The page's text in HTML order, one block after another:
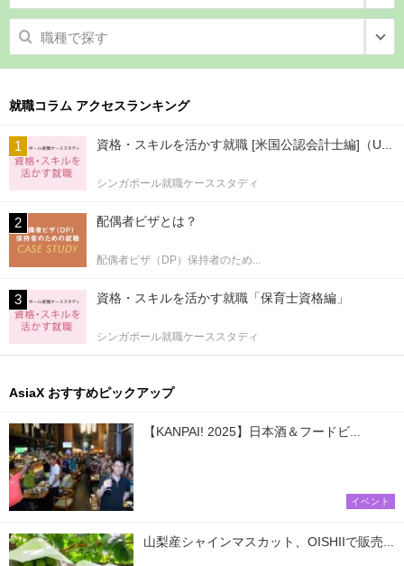
職種で探す
就職コラム アクセスランキング
資格・スキルを活かす就職 [米国公認会計士編]（U...
シンガポール就職ケーススタディ
配偶者ビザとは？
配偶者ビザ（DP）保持者のため...
資格・スキルを活かす就職「保育士資格編」
シンガポール就職ケーススタディ
AsiaX おすすめピックアップ
【KANPAI! 2025】日本酒＆フードビ...
イベント
山梨産シャインマスカット、OISHIIで販売...